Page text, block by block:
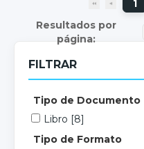
1
FILTRAR
Tipo de Documento
Libro [8]
Tipo de Formato